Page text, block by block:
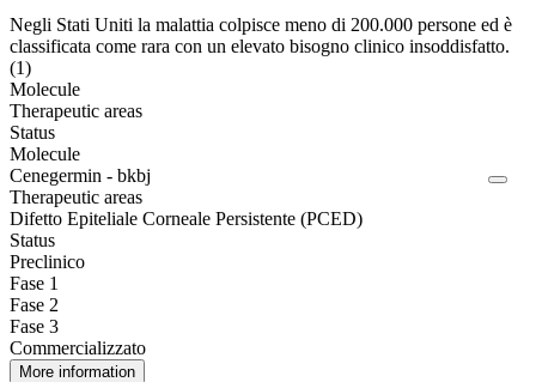
Negli Stati Uniti la malattia colpisce meno di 200.000 persone ed è
classificata come rara con un elevato bisogno clinico insoddisfatto.
(1)
Molecule
Therapeutic areas
Status
Molecule
Cenegermin - bkbj
Therapeutic areas
Difetto Epiteliale Corneale Persistente (PCED)
Status
Preclinico
Fase 1
Fase 2
Fase 3
Commercializzato
More information